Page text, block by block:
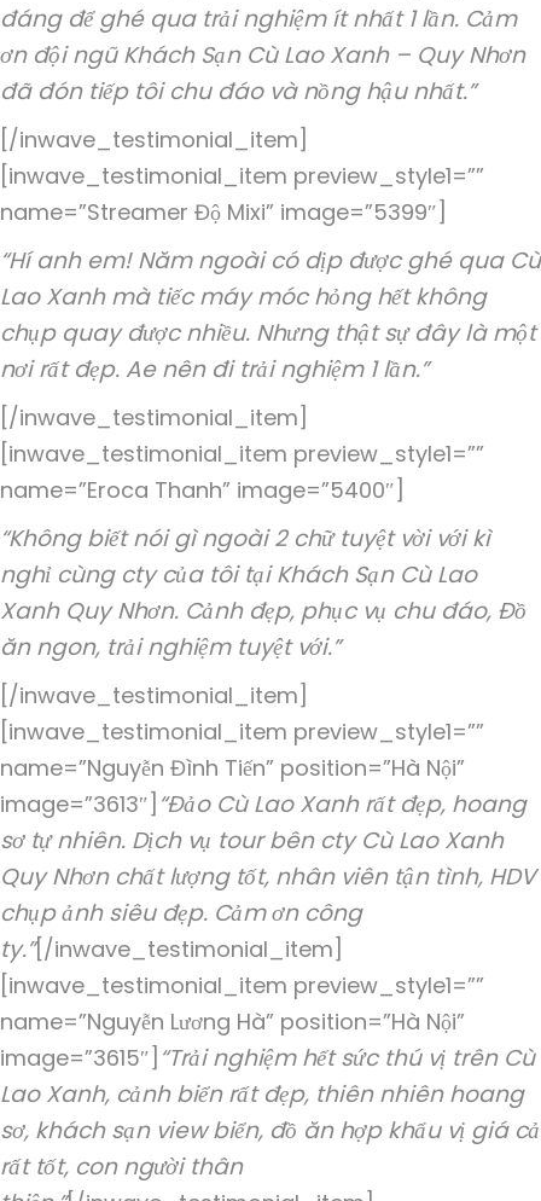
đáng để ghé qua trải nghiệm ít nhất 1 lần. Cảm
ơn đội ngũ Khách Sạn Cù Lao Xanh – Quy Nhơn
đã đón tiếp tôi chu đáo và nồng hậu nhất.”
[/inwave_testimonial_item]
[inwave_testimonial_item preview_style1=””
name=”Streamer Độ Mixi” image=”5399″]
“Hí anh em! Năm ngoài có dịp được ghé qua Cù
Lao Xanh mà tiếc máy móc hỏng hết không
chụp quay được nhiều. Nhưng thật sự đây là một
nơi rất đẹp. Ae nên đi trải nghiệm 1 lần.”
[/inwave_testimonial_item]
[inwave_testimonial_item preview_style1=””
name=”Eroca Thanh” image=”5400″]
“Không biết nói gì ngoài 2 chữ tuyệt vời với kì
nghỉ cùng cty của tôi tại Khách Sạn Cù Lao
Xanh Quy Nhơn. Cảnh đẹp, phục vụ chu đáo, Đồ
ăn ngon, trải nghiệm tuyệt với.”
[/inwave_testimonial_item]
[inwave_testimonial_item preview_style1=””
name=”Nguyễn Đình Tiến” position=”Hà Nội”
image=”3613″] “Đảo Cù Lao Xanh rất đẹp, hoang
sơ tự nhiên. Dịch vụ tour bên cty Cù Lao Xanh
Quy Nhơn chất lượng tốt, nhân viên tận tình, HDV
chụp ảnh siêu đẹp. Cảm ơn công
ty.”[/inwave_testimonial_item]
[inwave_testimonial_item preview_style1=””
name=”Nguyễn Lương Hà” position=”Hà Nội”
image=”3615″] “Trải nghiệm hết sức thú vị trên Cù
Lao Xanh, cảnh biển rất đẹp, thiên nhiên hoang
sơ, khách sạn view biển, đồ ăn hợp khẩu vị giá cả
rất tốt, con người thân